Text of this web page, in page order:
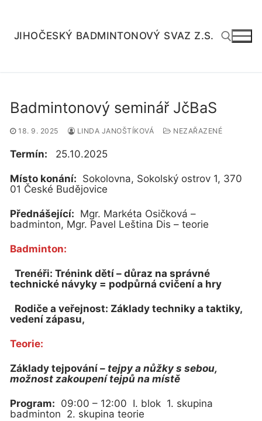
JIHOČESKÝ BADMINTONOVÝ SVAZ Z.S.
Badmintonový seminář JčBaS
18. 9. 2025 LINDA JANOŠTÍKOVÁ NEZAŘAZENÉ
Termín: 25.10.2025
Místo konání: Sokolovna, Sokolský ostrov 1, 370
01 České Budějovice
Přednášející: Mgr. Markéta Osičková –
badminton, Mgr. Pavel Leština Dis – teorie
Badminton:
Trenéři: Trénink dětí – důraz na správné
technické návyky = podpůrná cvičení a hry
Rodiče a veřejnost: Základy techniky a taktiky,
vedení zápasu,
Teorie:
Základy tejpování – tejpy a nůžky s sebou,
možnost zakoupení tejpů na místě
Program: 09:00 – 12:00 I. blok 1. skupina
badminton 2. skupina teorie